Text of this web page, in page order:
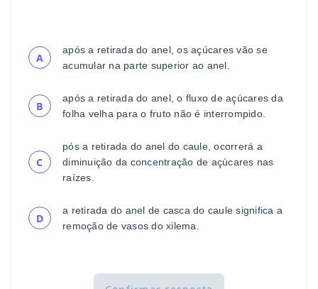
A
após a retirada do anel, os açúcares vão se
acumular na parte superior ao anel.
B
após a retirada do anel, o fluxo de açúcares da
folha velha para o fruto não é interrompido.
C
pós a retirada do anel do caule, ocorrerá a
diminuição da concentração de açúcares nas
raízes.
D
a retirada do anel de casca do caule significa a
remoção de vasos do xilema.